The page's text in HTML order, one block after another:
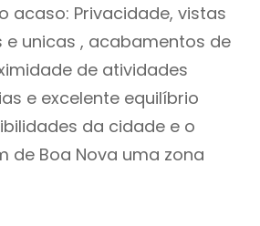
acaso: Privacidade, vistas
e unicas , acabamentos de
de atividades
e excelente equilíbrio
da cidade e o
de Boa Nova uma zona